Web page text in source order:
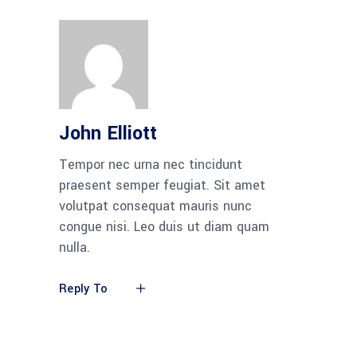
John Elliott
Tempor nec urna nec tincidunt
praesent semper feugiat. Sit amet
volutpat consequat mauris nunc
congue nisi. Leo duis ut diam quam
nulla.
Reply To